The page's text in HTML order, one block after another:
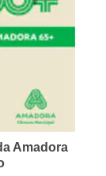
Amadora